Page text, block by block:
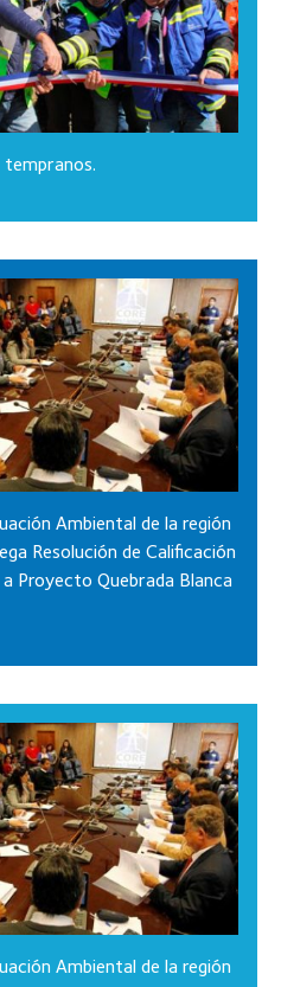
Ambiental de la región
Resolución de Calificación
Proyecto Quebrada Blanca
Ambiental de la región